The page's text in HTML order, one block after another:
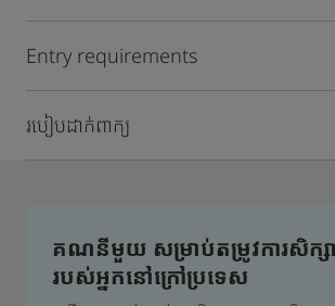
Entry requirements
របៀបដាក់ពាក្យ
គណនីមួយ សម្រាប់តម្រូវការសិក្ស
របស់អ្នកនៅក្រៅប្រទេស